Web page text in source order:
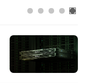
시
시
흥
정